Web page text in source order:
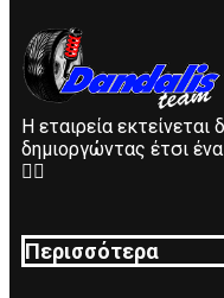
Η εταιρεία
δημιοργώντας έτσι
Περισσότερα